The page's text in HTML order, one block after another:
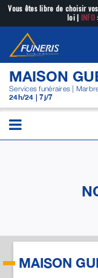
Passer
contenu
Vous êtes libre de choisir
loi | INFO
MAISON
Services funéraires |
24h/24 | 7j/7
MAISON